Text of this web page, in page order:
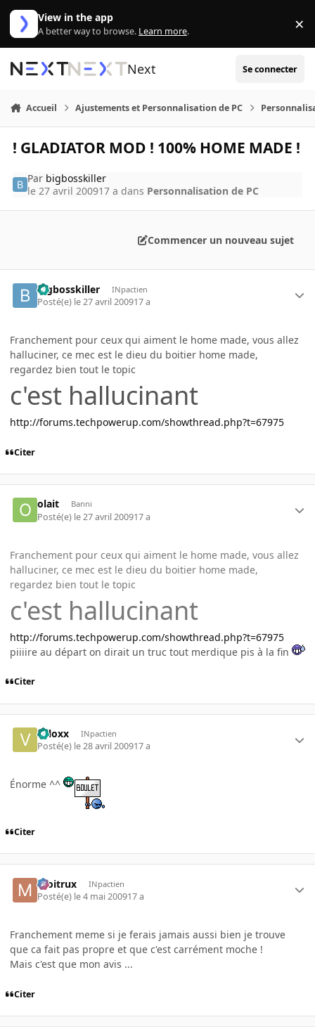
Aller au contenu
View in the app
A better way to browse. Learn more. ×
Next Se connecter
Accueil Ajustements et Personnalisation de PC
! GLADIATOR MOD ! 100% HOME MADE !
Par bigbosskiller
le 27 avril 200917 a dans Personnalisation de PC
Commencer un nouveau sujet
bigbosskiller INpactien
Posté(e) le 27 avril 200917 a
Franchement pour ceux qui aiment le home made, vous allez
halluciner, ce mec est le dieu du boitier home made,
regardez bien tout le topic
c'est hallucinant
http://forums.techpowerup.com/showthread.php?t=67975
Citer
olait Banni
Posté(e) le 27 avril 200917 a
Franchement pour ceux qui aiment le home made, vous allez
halluciner, ce mec est le dieu du boitier home made,
regardez bien tout le topic
c'est hallucinant
http://forums.techpowerup.com/showthread.php?t=67975
piiiire au départ on dirait un truc tout merdique pis à la fin
Citer
valoxx INpactien
Posté(e) le 28 avril 200917 a
Énorme ^^
Citer
moitrux INpactien
Posté(e) le 4 mai 200917 a
Franchement meme si je ferais jamais aussi bien je trouve
que ca fait pas propre et que c'est carrément moche !
Mais c'est que mon avis ...
Citer